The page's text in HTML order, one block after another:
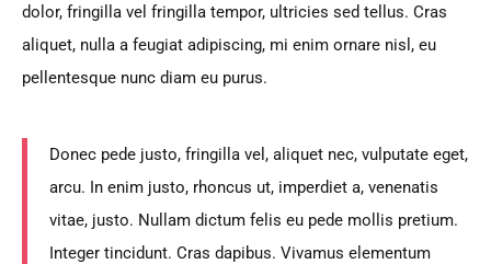
dolor, fringilla vel fringilla tempor, ultricies sed tellus. Cras
aliquet, nulla a feugiat adipiscing, mi enim ornare nisl, eu
pellentesque nunc diam eu purus.
Donec pede justo, fringilla vel, aliquet nec, vulputate eget,
arcu. In enim justo, rhoncus ut, imperdiet a, venenatis
vitae, justo. Nullam dictum felis eu pede mollis pretium.
Integer tincidunt. Cras dapibus. Vivamus elementum